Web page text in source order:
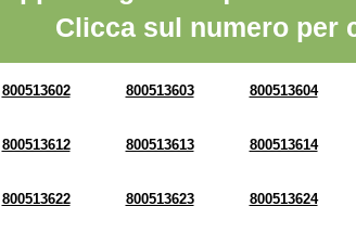
Clicca sul numero per
800513602 800513603 800513604
800513612 800513613 800513614
800513622 800513623 800513624